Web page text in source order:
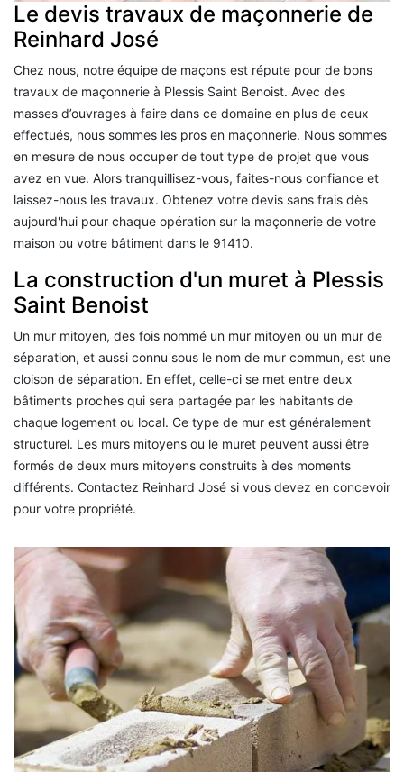
Le devis travaux de maçonnerie de
Reinhard José
Chez nous, notre équipe de maçons est répute pour de bons
travaux de maçonnerie à Plessis Saint Benoist. Avec des
masses d’ouvrages à faire dans ce domaine en plus de ceux
effectués, nous sommes les pros en maçonnerie. Nous sommes
en mesure de nous occuper de tout type de projet que vous
avez en vue. Alors tranquillisez-vous, faites-nous confiance et
laissez-nous les travaux. Obtenez votre devis sans frais dès
aujourd'hui pour chaque opération sur la maçonnerie de votre
maison ou votre bâtiment dans le 91410.
La construction d'un muret à Plessis
Saint Benoist
Un mur mitoyen, des fois nommé un mur mitoyen ou un mur de
séparation, et aussi connu sous le nom de mur commun, est une
cloison de séparation. En effet, celle-ci se met entre deux
bâtiments proches qui sera partagée par les habitants de
chaque logement ou local. Ce type de mur est généralement
structurel. Les murs mitoyens ou le muret peuvent aussi être
formés de deux murs mitoyens construits à des moments
différents. Contactez Reinhard José si vous devez en concevoir
pour votre propriété.